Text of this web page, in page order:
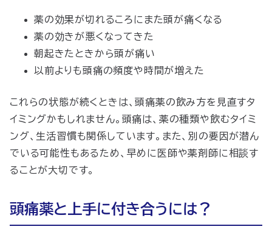
薬の効果が切れるころにまた頭が痛くなる
薬の効きが悪くなってきた
朝起きたときから頭が痛い
以前よりも頭痛の頻度や時間が増えた
これらの状態が続くときは、頭痛薬の飲み方を見直すタ
イミングかもしれません。頭痛は、薬の種類や飲むタイミ
ング、生活習慣も関係しています。また、別の要因が潜ん
でいる可能性もあるため、早めに医師や薬剤師に相談す
ることが大切です。
頭痛薬と上手に付き合うには？